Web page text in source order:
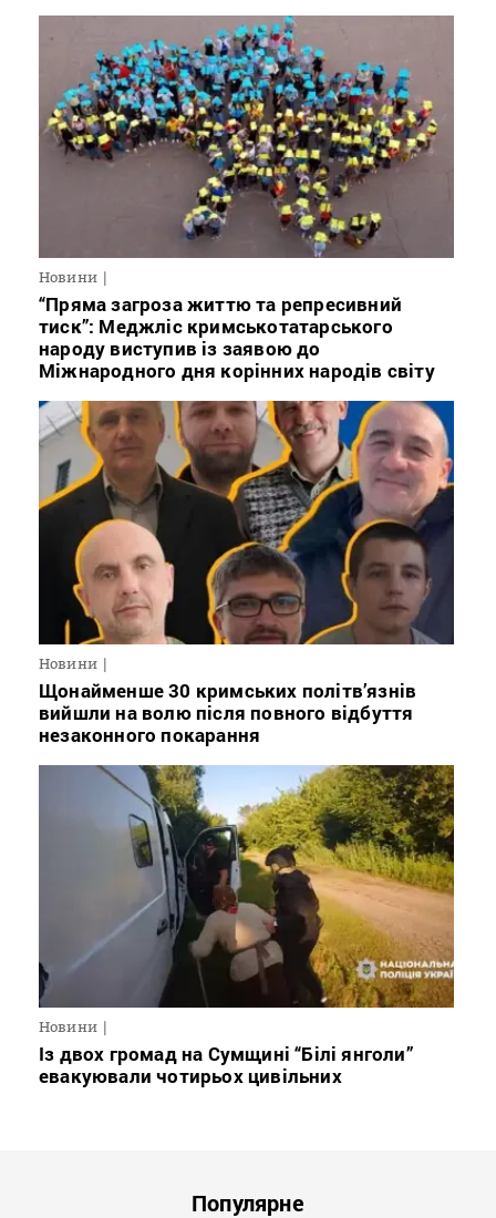
Новини
“Пряма загроза життю та репресивний
тиск”: Меджліс кримськотатарського
народу виступив із заявою до
Міжнародного дня корінних народів світу
Новини
Щонайменше 30 кримських політв’язнів
вийшли на волю після повного відбуття
незаконного покарання
Новини
Із двох громад на Сумщині “Білі янголи”
евакуювали чотирьох цивільних
Популярне